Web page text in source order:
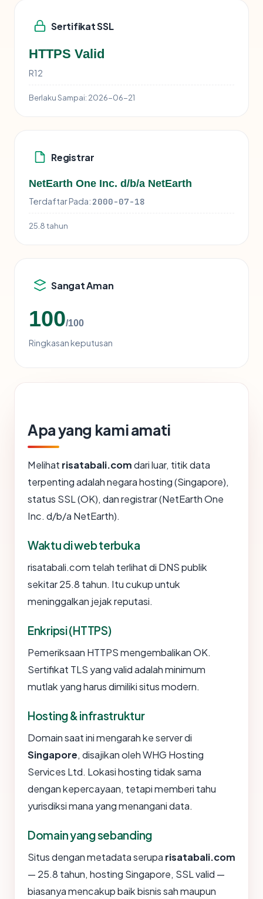
Sertifikat SSL
HTTPS Valid
R12
Berlaku Sampai: 2026-06-21
Registrar
NetEarth One Inc. d/b/a NetEarth
Terdaftar Pada: 2000-07-18
25.8 tahun
Sangat Aman
100/100
Ringkasan keputusan
Apa yang kami amati
Melihat risatabali.comdari luar, titik data
terpenting adalah negara hosting (Singapore),
status SSL (OK), dan registrar (NetEarth One
Inc. d/b/a NetEarth).
Waktu di web terbuka
risatabali.com telah terlihat di DNS publik
sekitar 25.8 tahun. Itu cukup untuk
meninggalkan jejak reputasi.
Enkripsi (HTTPS)
Pemeriksaan HTTPS mengembalikan OK.
Sertifikat TLS yang valid adalah minimum
mutlak yang harus dimiliki situs modern.
Hosting & infrastruktur
Domain saat ini mengarah ke server di
Singapore, disajikan oleh WHG Hosting
Services Ltd. Lokasi hosting tidak sama
dengan kepercayaan, tetapi memberi tahu
yurisdiksi mana yang menangani data.
Domain yang sebanding
Situs dengan metadata serupa risatabali.com
— 25.8 tahun, hosting Singapore, SSL valid —
biasanya mencakup baik bisnis sah maupun